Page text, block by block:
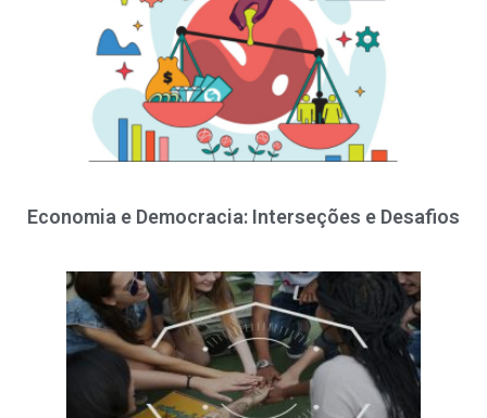
Economia e Democracia: Interseções e Desafios